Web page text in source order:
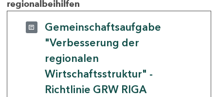
regionalbeihilfen
Gemeinschaftsaufgabe
"Verbesserung der
regionalen
Wirtschaftsstruktur" -
Richtlinie GRW RIGA